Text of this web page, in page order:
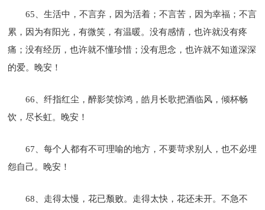
65、生活中，不言弃，因为活着；不言苦，因为幸福；不言
累，因为有阳光，有微笑，有温暖。没有感情，也许就没有疼
痛；没有经历，也许就不懂珍惜；没有思念，也许就不知道深深
的爱。晚安！
66、纤指红尘，醉影笑惊鸿，皓月长歌把酒临风，倾杯畅
饮，尽长虹。晚安！
67、每个人都有不可理喻的地方，不要苛求别人，也不必埋
怨自己。晚安！
68、走得太慢，花已颓败。走得太快，花还未开。不急不